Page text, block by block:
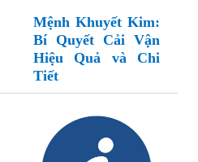
Mệnh Khuyết Kim:
Bí Quyết Cải Vận
Hiệu Quả và Chi
Tiết